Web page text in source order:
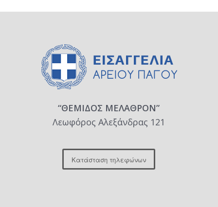
“ΘΕΜΙΔΟΣ ΜΕΛΑΘΡΟΝ”
Λεωφόρος Αλεξάνδρας 121
Κατάσταση τηλεφώνων